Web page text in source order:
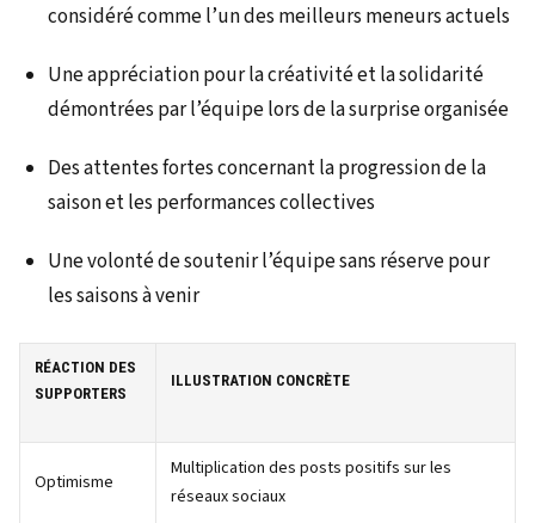
considéré comme l’un des meilleurs meneurs actuels
Une appréciation pour la créativité et la solidarité
démontrées par l’équipe lors de la surprise organisée
Des attentes fortes concernant la progression de la
saison et les performances collectives
Une volonté de soutenir l’équipe sans réserve pour
les saisons à venir
RÉACTION DES
SUPPORTERS
ILLUSTRATION CONCRÈTE
Optimisme
Multiplication des posts positifs sur les
réseaux sociaux